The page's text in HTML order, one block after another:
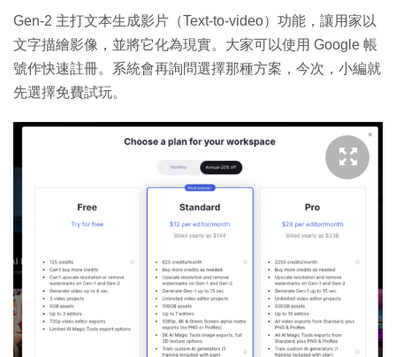
Gen-2 主打文本生成影片（Text-to-video）功能，讓用家以
文字描繪影像，並將它化為現實。大家可以使用 Google 帳
號作快速註冊。系統會再詢問選擇那種方案，今次，小編就
先選擇免費試玩。